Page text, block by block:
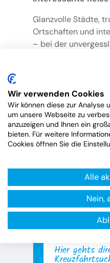
Glanzvolle Städte,
Ortschaften und
– bei der
Rund um
direkt
Hier gehts
Wir verwenden Cookies
Wir können diese zur Analyse
um unsere Webseite zu
anzuzeigen und Ihnen ein
bieten. Für weitere
Cookies öffnen Sie die
Alle
Nein,